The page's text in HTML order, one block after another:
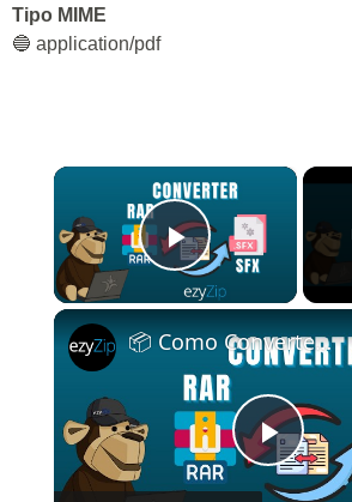
Tipo MIME
🔵 application/pdf
×
Play Video
Play
📦 Como Converter RAR para SFX Online Grátis | Sem Instalação de Software Necessária